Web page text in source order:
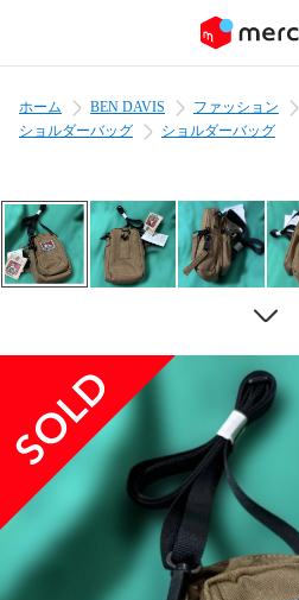
ホーム BEN DAVIS ファッション
ショルダーバッグ
ショルダーバッグ